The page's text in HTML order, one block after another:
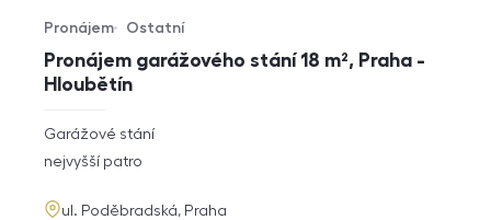
Pronájem garážového stání 18 m², Praha -
Hloubětín
Typ nabídky
Pronájem
Typ nemovitosti
Ostatní
rozměry
dispozice
Garážové stání
funkce
nejvyšší patro
adresa
ul. Poděbradská, Praha